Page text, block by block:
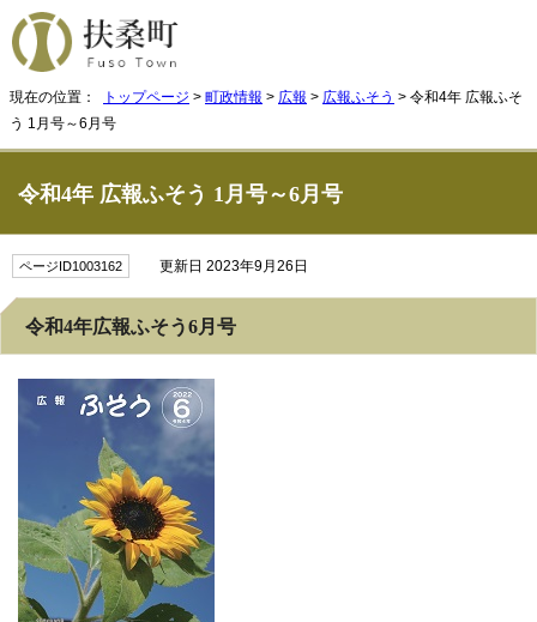
現在の位置： トップページ > 町政情報 > 広報 > 広報ふそう > 令和4年 広報ふそ
う 1月号～6月号
令和4年 広報ふそう 1月号～6月号
ページID1003162 更新日 2023年9月26日
令和4年広報ふそう6月号